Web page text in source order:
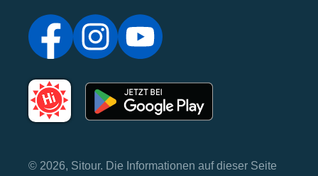
© 2026, Sitour. Die Informationen auf dieser Seite